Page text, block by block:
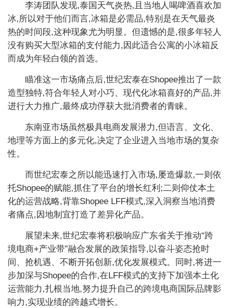
李涛团队发现,泰国天气炎热,且当地人喝啤酒喜欢加
冰,所以对于他们而言,冰箱是必需品,特别是在天气最炎
热的时间段,这种现象尤为明显。但遗憾的是,很多年轻人
没有购买大型冰箱的支付能力,因此适合公寓的小冰箱反
而成为年轻白领的首选。
瞄准这一市场痛点后,世纪宏泰在Shopee推出了一款
造型独特,符合年轻人对小巧、现代化冰箱喜好的产品,并
进行大力推广,最终成功俘获大批消费者的青睐。
东南亚市场虽然极具电商发展潜力,但语言、文化、
地理等方面上的多元化,决定了企业进入当地市场的复杂
性。
而世纪宏泰之所以能迅速打入市场,屡造爆款,一则依
托Shopee的赋能,抓住了平台的增长红利;二则仰仗本土
化的运营战略,背靠Shopee LFF模式,深入洞察当地消费
者痛点,因地制宜打造了差异化产品。
展望未来,世纪宏泰将积极响应广东省关于推动“跨
境电商+产业带”融合发展的政策指导,以奋斗姿态抢时
间、抢机遇、不断开拓创新,优化发展模式。同时,将进一
步加深与Shopee的合作,在LFF模式的支持下加强本土化
运营能力,扎根当地,努力提升自己的跨境电商国际品牌影
响力,实现业绩的跨越式增长。